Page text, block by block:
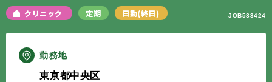
エージェントサービスTOP
クリニック 定期 日勤(終日) JOB583424
勤務地
東京都中央区